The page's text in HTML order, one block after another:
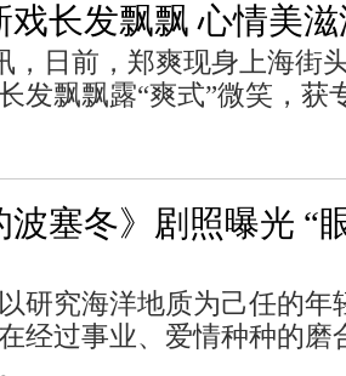
戏长发飘飘 心情美
，日前，郑爽现身上海街
发飘飘露“爽式”微笑，获
波塞冬》剧照曝光 “
研究海洋地质为己任的年
经过事业、爱情种种的磨